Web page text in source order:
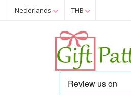
Nederlands THB